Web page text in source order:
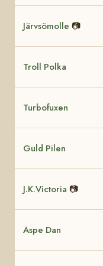
Järvsömolle 📷
Troll Polka
Turbofuxen
Guld Pilen
J.K.Victoria 📷
Aspe Dan